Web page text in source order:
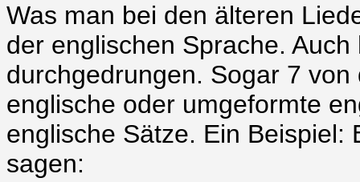
Was man bei den älteren
der englischen Sprache.
durchgedrungen. Sogar 7
englische oder umgeformte
englische Sätze. Ein Beispiel:
sagen: